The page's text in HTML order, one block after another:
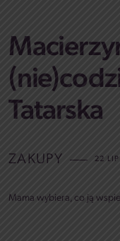
Tatarska
ZAKUPY 22
Mama wybiera, co ją